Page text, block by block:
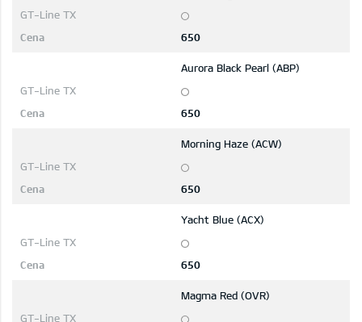
650
Aurora Black Pearl (ABP)
650
Morning Haze (ACW)
650
Yacht Blue (ACX)
650
Magma Red (OVR)